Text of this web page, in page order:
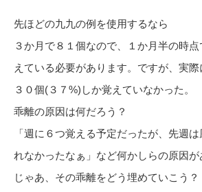
先ほどの九九の例を使用するなら
３か月で８１個なので、１か月半の時
えている必要があります。ですが、実
３０個(３７%)しか覚えていなかった。
乖離の原因は何だろう？
「週に６つ覚える予定だったが、先週
れなかったなぁ」など何かしらの原因が
じゃあ、その乖離をどう埋めていこう？